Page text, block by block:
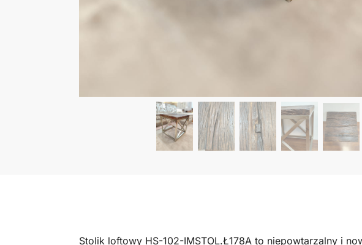
Stolik loftowy HS-102-IMSTOL.Ł178A to niepowtarzalny i